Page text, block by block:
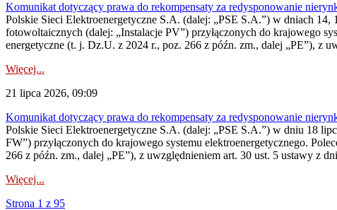
Komunikat dotyczący prawa do rekompensaty za redysponowanie
Polskie Sieci Elektroenergetyczne S.A. (dalej: „PSE S.A.”) w dniach
fotowoltaicznych (dalej: „Instalacje PV”) przyłączonych do krajowego
energetyczne (t. j. Dz.U. z 2024 r., poz. 266 z późn. zm., dalej „PE”), z
Więcej...
21 lipca 2026, 09:09
Komunikat dotyczący prawa do rekompensaty za redysponowanie
Polskie Sieci Elektroenergetyczne S.A. (dalej: „PSE S.A.”) w dniu 18
FW”) przyłączonych do krajowego systemu elektroenergetycznego.
266 z późn. zm., dalej „PE”), z uwzględnieniem art. 30 ust. 5 ustawy z
Więcej...
Strona 1 z 95